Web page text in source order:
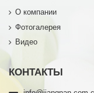
О компании
Фотогалерея
Видео
КОНТАКТЫ